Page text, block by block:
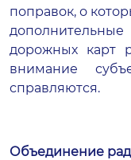
поправок, о
дорожных карт
внимание
справляются.
Объединение